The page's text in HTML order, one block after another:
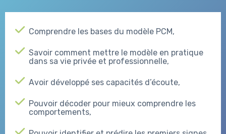
Comprendre les bases du modèle PCM,
Savoir comment mettre le modèle en pratique
dans sa vie privée et professionnelle,
Avoir développé ses capacités d’écoute,
Pouvoir décoder pour mieux comprendre les
comportements,